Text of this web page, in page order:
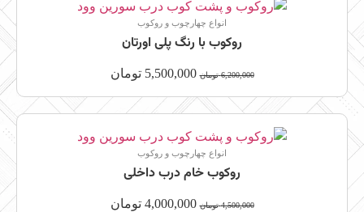
انواع چهارچوب و روکوب
روکوب با رنگ پلی اورتان
6,200,000 تومان 5,500,000 تومان
انواع چهارچوب و روکوب
روکوب خام درب داخلی
4,500,000 تومان 4,000,000 تومان